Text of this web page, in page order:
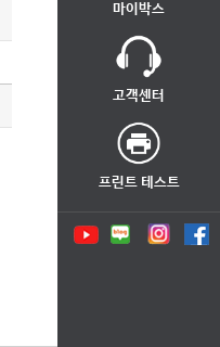
마이박스
고객센터
프린트 테스트